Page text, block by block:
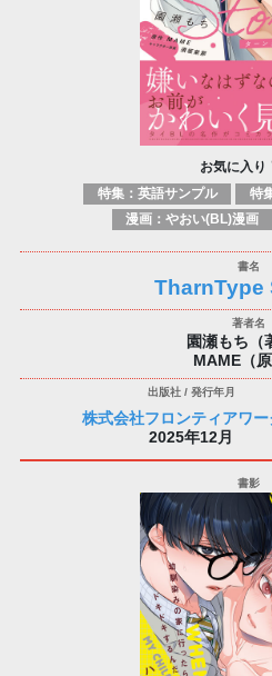
お気に入り
特集：英語サンプル
特
漫画：やおい(BL)漫画
TharnType
園瀬もち（
MAME（原
株式会社フロンティアワー
2025年12月